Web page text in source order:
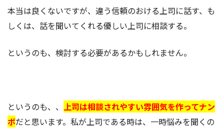
本当は良くないですが、違う信頼のおける上司に話す、も
しくは、話を聞いてくれる優しい上司に相談する。
というのも、検討する必要があるかもしれません。
というのも、、
上司は相談されやすい雰囲気を作ってナン
ボだと思います。私が上司である時は、一時悩みを聞くの